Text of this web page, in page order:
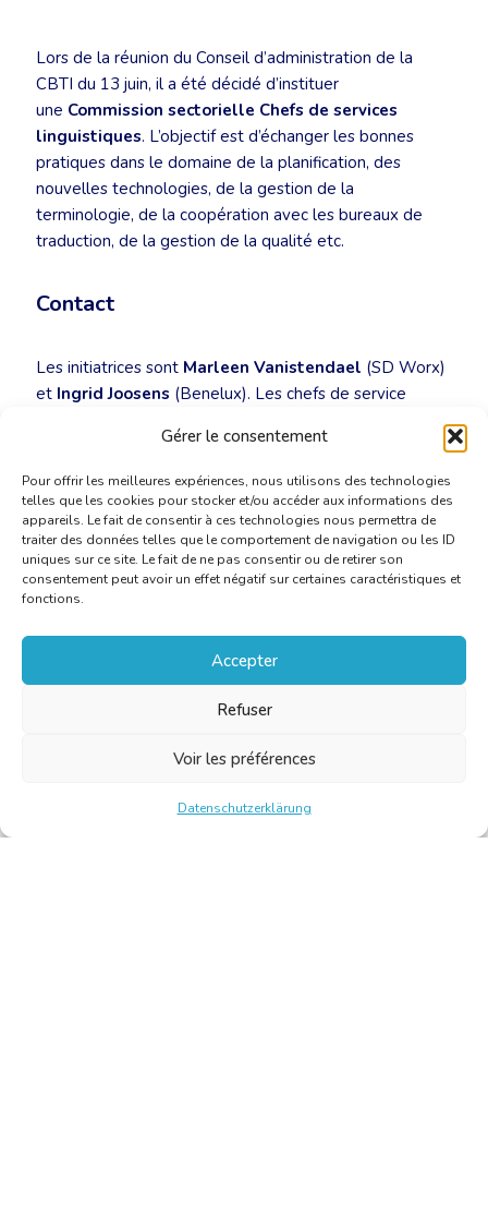
Gérer le consentement
Pour offrir les meilleures expériences, nous utilisons des technologies
telles que les cookies pour stocker et/ou accéder aux informations des
appareils. Le fait de consentir à ces technologies nous permettra de
traiter des données telles que le comportement de navigation ou les ID
uniques sur ce site. Le fait de ne pas consentir ou de retirer son
consentement peut avoir un effet négatif sur certaines caractéristiques et
fonctions.
Accepter
Refuser
Voir les préférences
Datenschutzerklärung
Lors de la réunion du Conseil d’administration de la
CBTI du 13 juin, il a été décidé d’instituer
une Commission sectorielle Chefs de services
linguistiques. L’objectif est d’échanger les bonnes
pratiques dans le domaine de la planification, des
nouvelles technologies, de la gestion de la
terminologie, de la coopération avec les bureaux de
traduction, de la gestion de la qualité etc.
Contact
Les initiatrices sont Marleen Vanistendael (SD Worx)
et Ingrid Joosens (Benelux). Les chefs de service
marleen.vanistendael@sdworx.comou